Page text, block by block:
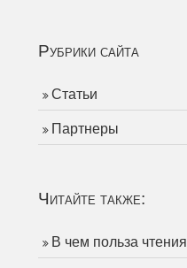
Рубрики сайта
Статьи
Партнеры
Читайте также:
В чем польза чтения